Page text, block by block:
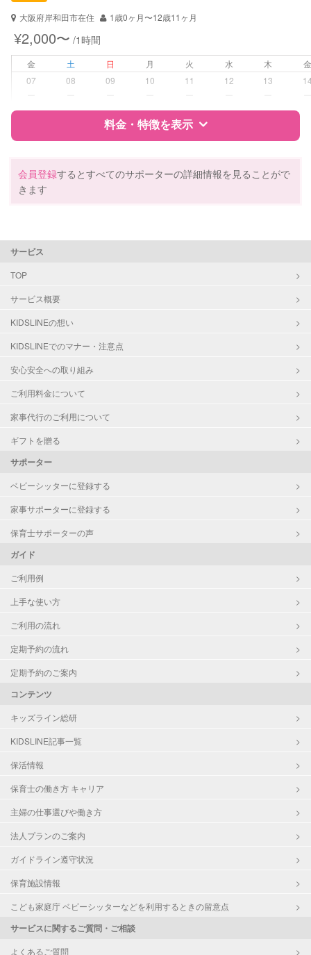
対応可能/特徴 子育て経験
病児対応
障がい児対応 対応可否は個別に相談
レッスン なし
お子様の撮影
（定期特典）
対応不可
大阪府岸和田市在住
1歳0ヶ月〜12歳11ヶ月
¥2,000〜 /1時間
金 土 日 月 火 水 木
07
08 09 10 11 12 13
料金・特徴を表示
資格
自治体届出済ベビーシッター
対応可能/特徴
病児対応
レッスン
お子様の撮影
会員登録するとすべてのサポーターの詳細情報を見ることがで
きます
サービス
TOP
サービス概要
KIDSLINEの想い
KIDSLINEでのマナー・注意点
安心安全への取り組み
ご利用料金について
家事代行のご利用について
ギフトを贈る
サポーター
ベビーシッターに登録する
家事サポーターに登録する
保育士サポーターの声
ガイド
ご利用例
上手な使い方
ご利用の流れ
定期予約の流れ
定期予約のご案内
コンテンツ
キッズライン総研
KIDSLINE記事一覧
保活情報
保育士の働き方 キャリア
主婦の仕事選びや働き方
法人プランのご案内
ガイドライン遵守状況
保育施設情報
こども家庭庁 ベビーシッターなどを利用するときの留意点
サービスに関するご質問・ご相談
よくあるご質問